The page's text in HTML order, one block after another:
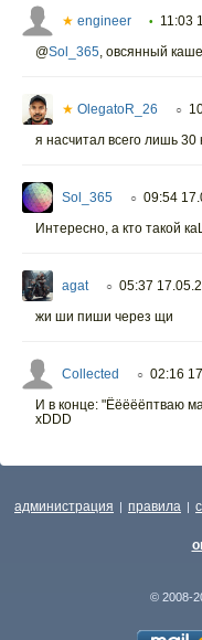
★ engineer • 11:03
@Sol_365 овсянный
★ OlegatoR_26 ○
я насчитал всего лишь
Sol_365 ○ 09:54
Интересно, а кто такой
agat ○ 05:37
жи ши пиши через щи
Collected ○ 02:16
И в конце: "Ёёёёёптваю
xDDD
администрация | правила |
© 2008-